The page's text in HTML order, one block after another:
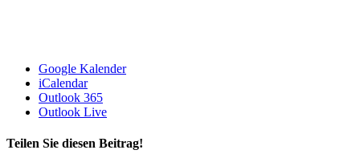
Google Kalender
iCalendar
Outlook 365
Outlook Live
Teilen Sie diesen Beitrag!